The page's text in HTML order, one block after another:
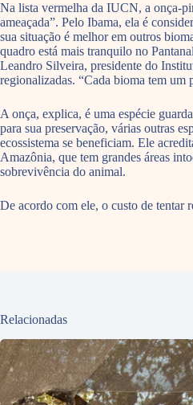
Na lista vermelha da IUCN, a onça-
ameaçada”. Pelo Ibama, ela é
sua situação é melhor em outros
quadro está mais tranquilo no
Leandro Silveira, presidente do
regionalizadas. “Cada bioma tem um
A onça, explica, é uma espécie
para sua preservação, várias outras
ecossistema se beneficiam. Ele
Amazônia, que tem grandes áreas
sobrevivência do animal.
De acordo com ele, o custo de tentar
Relacionadas